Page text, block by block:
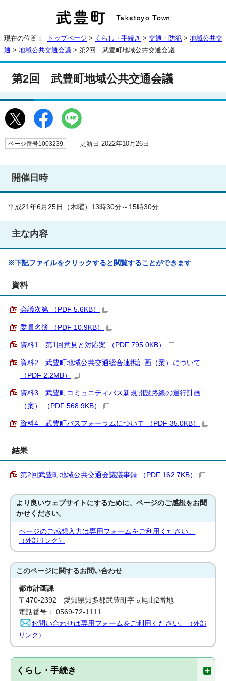
現在の位置： トップページ > くらし・手続き > 交通・防犯 > 地域公共交
通 > 地域公共交通会議 > 第2回 武豊町地域公共交通会議
第2回 武豊町地域公共交通会議
ページ番号1003239 更新日 2022年10月26日
開催日時
平成21年6月25日（木曜）13時30分～15時30分
主な内容
※下記ファイルをクリックすると閲覧することができます
資料
会議次第 （PDF 5.6KB）
委員名簿 （PDF 10.9KB）
資料1 第1回意見と対応案 （PDF 795.0KB）
資料2 武豊町地域公共交通総合連携計画（案）について
（PDF 2.2MB）
資料3 武豊町コミュニティバス新規開設路線の運行計画
（案） （PDF 568.9KB）
資料4 武豊町バスフォーラムについて （PDF 35.0KB）
結果
第2回武豊町地域公共交通会議議事録 （PDF 162.7KB）
より良いウェブサイトにするために、ページのご感想をお聞
かせください。
ページのご感想入力は専用フォームをご利用ください。
（外部リンク）
このページに関するお問い合わせ
都市計画課
〒470-2392 愛知県知多郡武豊町字長尾山2番地
電話番号： 0569-72-1111
お問い合わせは専用フォームをご利用ください。
（外部
リンク）
くらし・手続き